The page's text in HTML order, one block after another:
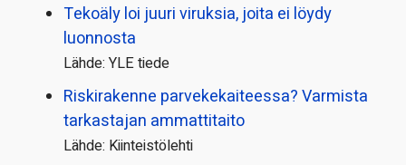
Tekoäly loi juuri viruksia, joita ei löydy
luonnosta
Lähde: YLE tiede
Riskirakenne parvekekaiteessa? Varmista
tarkastajan ammattitaito
Lähde: Kiinteistölehti